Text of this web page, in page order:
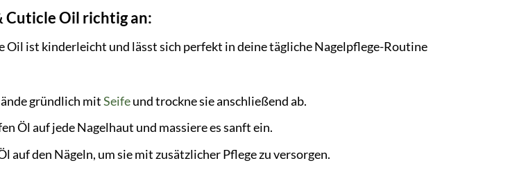
Cuticle Oil richtig an:
Oil ist kinderleicht und lässt sich perfekt in deine tägliche Nagelpflege-Routine
gründlich mitSeifeund trockne sie anschließend ab.
Öl auf jede Nagelhaut und massiere es sanft ein.
auf den Nägeln, um sie mit zusätzlicher Pflege zu versorgen.